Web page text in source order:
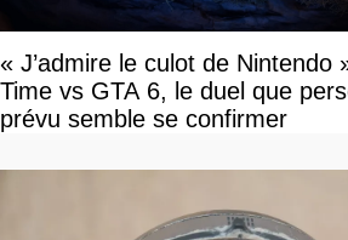
« J’admire le culot de Nintendo
Time vs GTA 6, le duel que
prévu semble se confirmer